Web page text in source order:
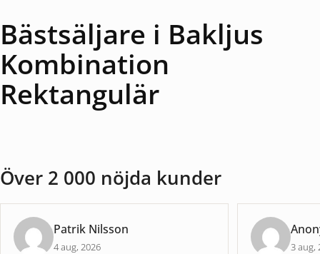
Bästsäljare i Bakljus
Kombination
Rektangulär
Över 2 000 nöjda kunder
Patrik Nilsson
4 aug, 2026 3 aug,